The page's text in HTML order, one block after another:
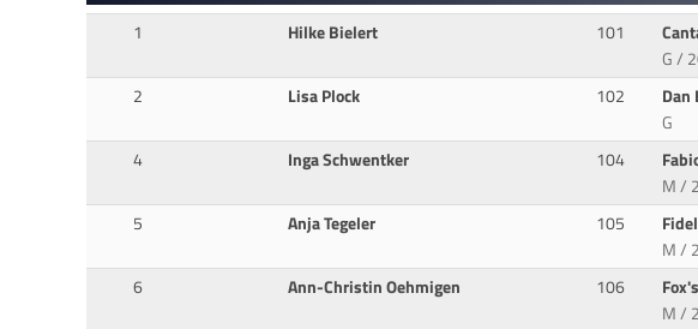
1
Hilke Bielert 101
G /
2
Lisa Plock 102
Dan
G
4
Inga Schwentker 104
M /
5
Anja Tegeler 105
M /
6
Ann-Christin Oehmigen 106
M /